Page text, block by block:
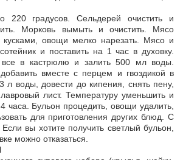
220 градусов. Сельдерей очистить и
Морковь вымыть и очистить. Мясо
кусками, овощи мелко нарезать. Мясо и
и поставить на 1 час в духовку.
все в кастрюлю и залить 500 мл воды.
вместе с перцем и гвоздикой в
л воды, довести до кипения, снять пену,
лист. Температуру уменьшить и
часа. Бульон процедить, овощи удалить,
для приготовления других блюд. С
вы хотите получить светлый бульон,
можно отказаться.